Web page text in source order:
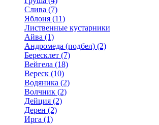
Слива (7)
Яблоня (11)
Лиственные кустарники
Айва (1)
Андромеда (подбел) (2)
Бересклет (7)
Вейгела (18)
Вереск (10)
Водяника (2)
Волчник (2)
Дейция (2)
Дерен (2)
Ирга (1)